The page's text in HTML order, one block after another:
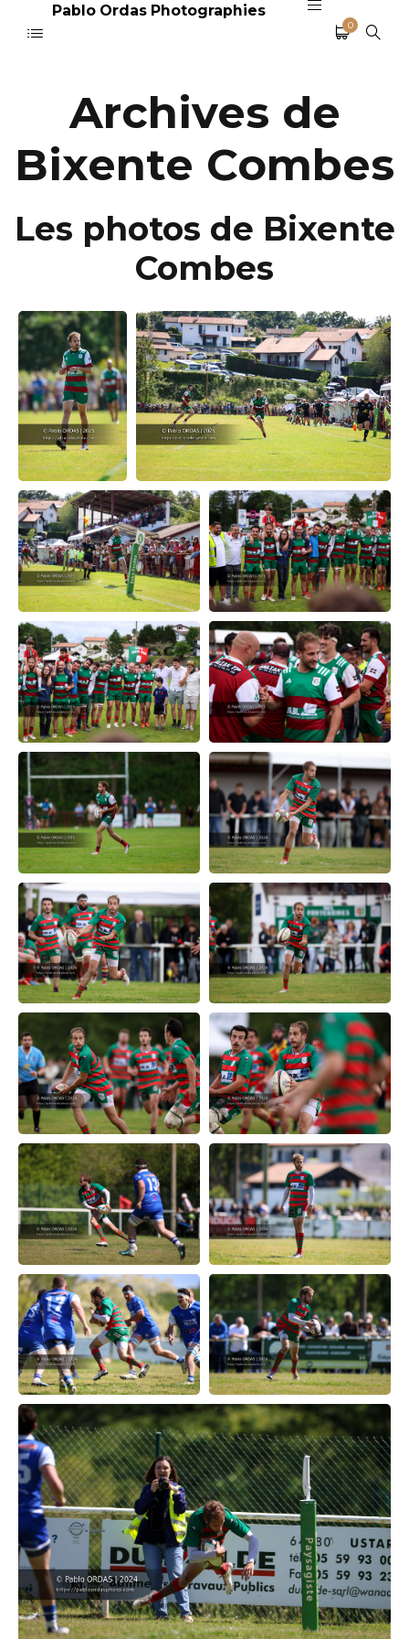
Pablo Ordas Photographies
0
Archives de
Bixente Combes
Les photos de Bixente
Combes